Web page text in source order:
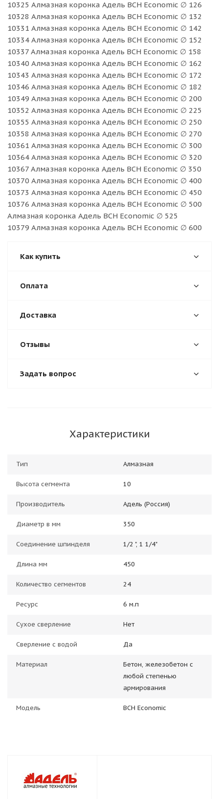
10325 Алмазная коронка Адель BCH Economic ∅ 126
10328 Алмазная коронка Адель BCH Economic ∅ 132
10331 Алмазная коронка Адель BCH Economic ∅ 142
10334 Алмазная коронка Адель BCH Economic ∅ 152
10337 Алмазная коронка Адель BCH Economic ∅ 158
10340 Алмазная коронка Адель BCH Economic ∅ 162
10343 Алмазная коронка Адель BCH Economic ∅ 172
10346 Алмазная коронка Адель BCH Economic ∅ 182
10349 Алмазная коронка Адель BCH Economic ∅ 200
10352 Алмазная коронка Адель BCH Economic ∅ 225
10355 Алмазная коронка Адель BCH Economic ∅ 250
10358 Алмазная коронка Адель BCH Economic ∅ 270
10361 Алмазная коронка Адель BCH Economic ∅ 300
10364 Алмазная коронка Адель BCH Economic ∅ 320
10367 Алмазная коронка Адель BCH Economic ∅ 350
10370 Алмазная коронка Адель BCH Economic ∅ 400
10373 Алмазная коронка Адель BCH Economic ∅ 450
10376 Алмазная коронка Адель BCH Economic ∅ 500
Алмазная коронка Адель BCH Economic ∅ 525
10379 Алмазная коронка Адель BCH Economic ∅ 600
Как купить
Оплата
Доставка
Отзывы
Задать вопрос
Характеристики
Тип Алмазная
Высота сегмента 10
Производитель Адель (Россия)
Диаметр в мм 350
Соединение шпинделя 1/2 ", 1 1/4"
Длина мм 450
Количество сегментов 24
Ресурс 6 м.п
Сухое сверление Нет
Сверление с водой Да
Материал
Бетон, железобетон с
любой степенью
армирования
Модель BCH Economic